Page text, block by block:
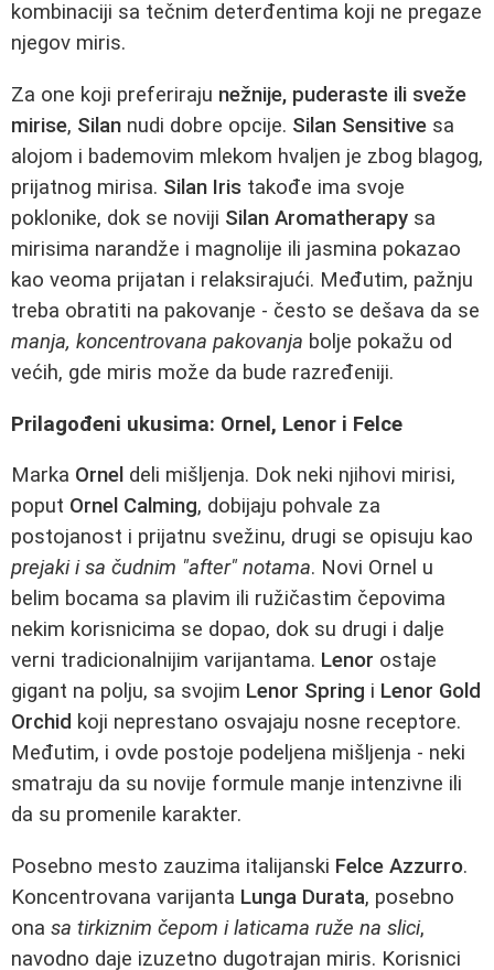
kombinaciji sa tečnim deterđentima koji ne pregaze
njegov miris.
Za one koji preferiraju nežnije, puderaste ili sveže
mirise, Silan nudi dobre opcije. Silan Sensitive sa
alojom i bademovim mlekom hvaljen je zbog blagog,
prijatnog mirisa. Silan Iris takođe ima svoje
poklonike, dok se noviji Silan Aromatherapy sa
mirisima narandže i magnolije ili jasmina pokazao
kao veoma prijatan i relaksirajući. Međutim, pažnju
treba obratiti na pakovanje - često se dešava da se
manja, koncentrovana pakovanja bolje pokažu od
većih, gde miris može da bude razređeniji.
Prilagođeni ukusima: Ornel, Lenor i Felce
Marka Ornel deli mišljenja. Dok neki njihovi mirisi,
poput Ornel Calming, dobijaju pohvale za
postojanost i prijatnu svežinu, drugi se opisuju kao
prejaki i sa čudnim "after" notama. Novi Ornel u
belim bocama sa plavim ili ružičastim čepovima
nekim korisnicima se dopao, dok su drugi i dalje
verni tradicionalnijim varijantama. Lenor ostaje
gigant na polju, sa svojim Lenor Spring i Lenor Gold
Orchid koji neprestano osvajaju nosne receptore.
Međutim, i ovde postoje podeljena mišljenja - neki
smatraju da su novije formule manje intenzivne ili
da su promenile karakter.
Posebno mesto zauzima italijanski Felce Azzurro.
Koncentrovana varijanta Lunga Durata, posebno
ona sa tirkiznim čepom i laticama ruže na slici,
navodno daje izuzetno dugotrajan miris. Korisnici